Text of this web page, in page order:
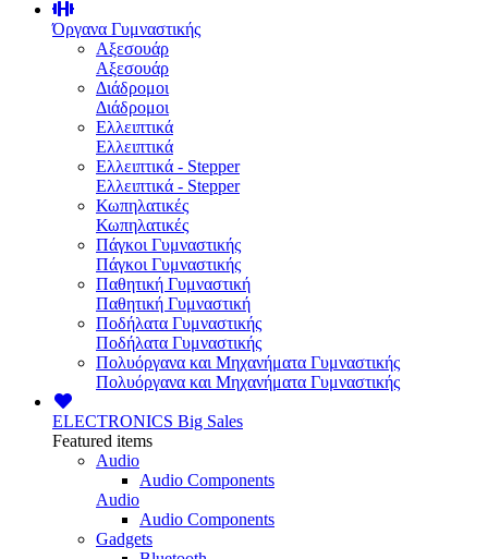
Όργανα Γυμναστικής
Αξεσουάρ
Αξεσουάρ
Διάδρομοι
Διάδρομοι
Ελλειπτικά
Ελλειπτικά
Ελλειπτικά - Stepper
Ελλειπτικά - Stepper
Κωπηλατικές
Κωπηλατικές
Πάγκοι Γυμναστικής
Πάγκοι Γυμναστικής
Παθητική Γυμναστική
Παθητική Γυμναστική
Ποδήλατα Γυμναστικής
Ποδήλατα Γυμναστικής
Πολυόργανα και Μηχανήματα Γυμναστικής
Πολυόργανα και Μηχανήματα Γυμναστικής
ELECTRONICS Big Sales
Featured items
Audio
Audio Components
Audio
Audio Components
Gadgets